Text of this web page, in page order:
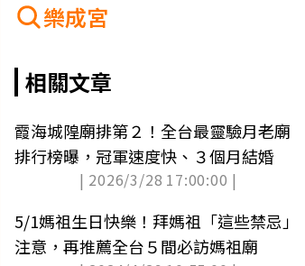
樂成宮
相關文章
霞海城隍廟排第２！全台最靈驗月老廟
排行榜曝，冠軍速度快、３個月結婚
| 2026/3/28 17:00:00 |
5/1媽祖生日快樂！拜媽祖「這些禁忌」
注意，再推薦全台５間必訪媽祖廟